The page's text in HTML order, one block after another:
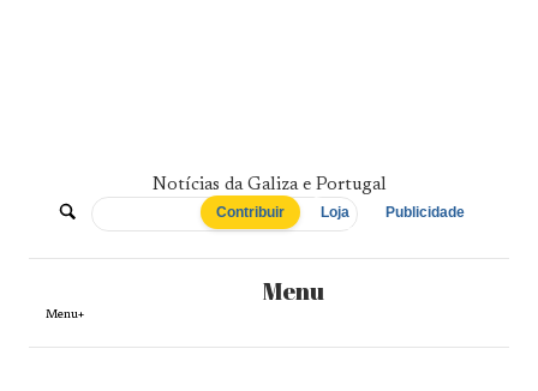
De
Norte
a
Notícias da Galiza e Portugal
Contribuir Loja Publicidade
Menu
Menu+